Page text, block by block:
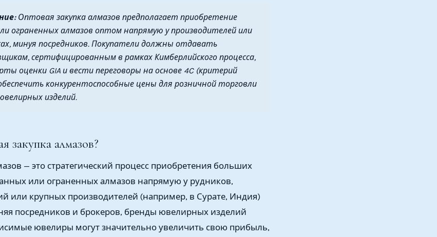
Оптовая закупка алмазов предполагает приобретение
ограненных алмазов оптом напрямую у производителей или
минуя посредников. Покупатели должны отдавать
сертифицированным в рамках Кимберлийского процесса,
оценки GIA и вести переговоры на основе 4C (критерий
конкурентоспособные цены для розничной торговли
изделий.
закупка алмазов?
— это стратегический процесс приобретения больших
или ограненных алмазов напрямую у рудников,
или крупных производителей (например, в Сурате, Индия)
посредников и брокеров, бренды ювелирных изделий
ювелиры могут значительно увеличить свою прибыль,